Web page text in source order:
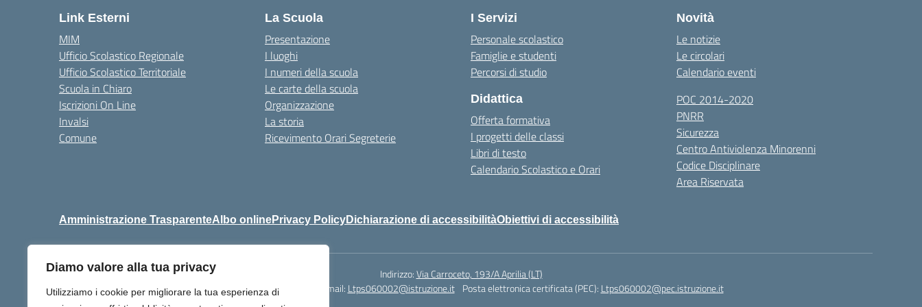
Diamo valore alla tua privacy
Utilizziamo i cookie per migliorare la tua esperienza di
Link Esterni
MIM
Ufficio Scolastico Regionale
Ufficio Scolastico Territoriale
Scuola in Chiaro
Iscrizioni On Line
Invalsi
Comune
La Scuola
Presentazione
I luoghi
I numeri della scuola
Le carte della scuola
Organizzazione
La storia
Ricevimento Orari Segreterie
I Servizi
Personale scolastico
Famiglie e studenti
Percorsi di studio
Didattica
Offerta formativa
I progetti delle classi
Libri di testo
Calendario Scolastico e Orari
Novità
Le notizie
Le circolari
Calendario eventi
POC 2014-2020
PNRR
Sicurezza
Centro Antiviolenza Minorenni
Codice Disciplinare
Area Riservata
Amministrazione TrasparenteAlbo onlinePrivacy PolicyDichiarazione di accessibilitàObiettivi di accessibilità
Indirizzo:Via Carroceto, 193/A Aprilia (LT)
Centralino:+39 06 9257678 Email: Ltps060002@istruzione.it Posta elettronica certificata (PEC): Ltps060002@pec.istruzione.it